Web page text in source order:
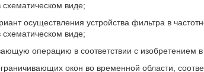
схематическом виде;
осуществления устройства фильтра в
схематическом виде;
операцию в соответствии с изобретением
окон во временной области,